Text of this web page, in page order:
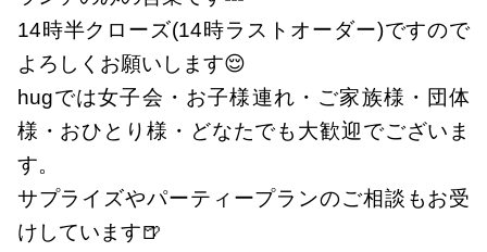
14時半クローズ(14時ラストオーダー)ですので
よろしくお願いします😌
hugでは女子会・お子様連れ・ご家族様・団体
様・おひとり様・どなたでも大歓迎でございま
す。
サプライズやパーティープランのご相談もお受
けしています🍺